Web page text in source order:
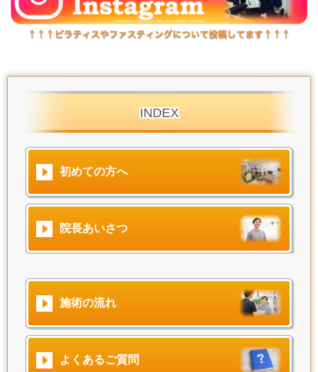
INDEX
初めての方へ
院長あいさつ
施術の流れ
よくあるご質問